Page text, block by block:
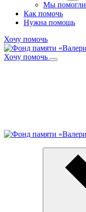
Мы помогли
Как помочь
Нужна помощь
Хочу помочь
Хочу помочь